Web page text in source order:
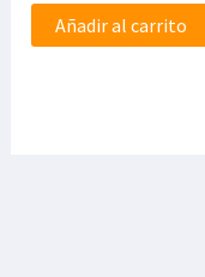
Añadir al carrito